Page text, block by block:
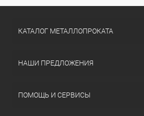
КАТАЛОГ МЕТАЛЛОПРОКАТА
НАШИ ПРЕДЛОЖЕНИЯ
ПОМОЩЬ И СЕРВИСЫ